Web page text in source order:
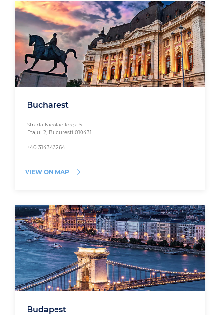
Bucharest
Strada Nicolae Iorga 5
Etajul 2, Bucuresti 010431
+40 314343264
VIEW ON MAP
Budapest